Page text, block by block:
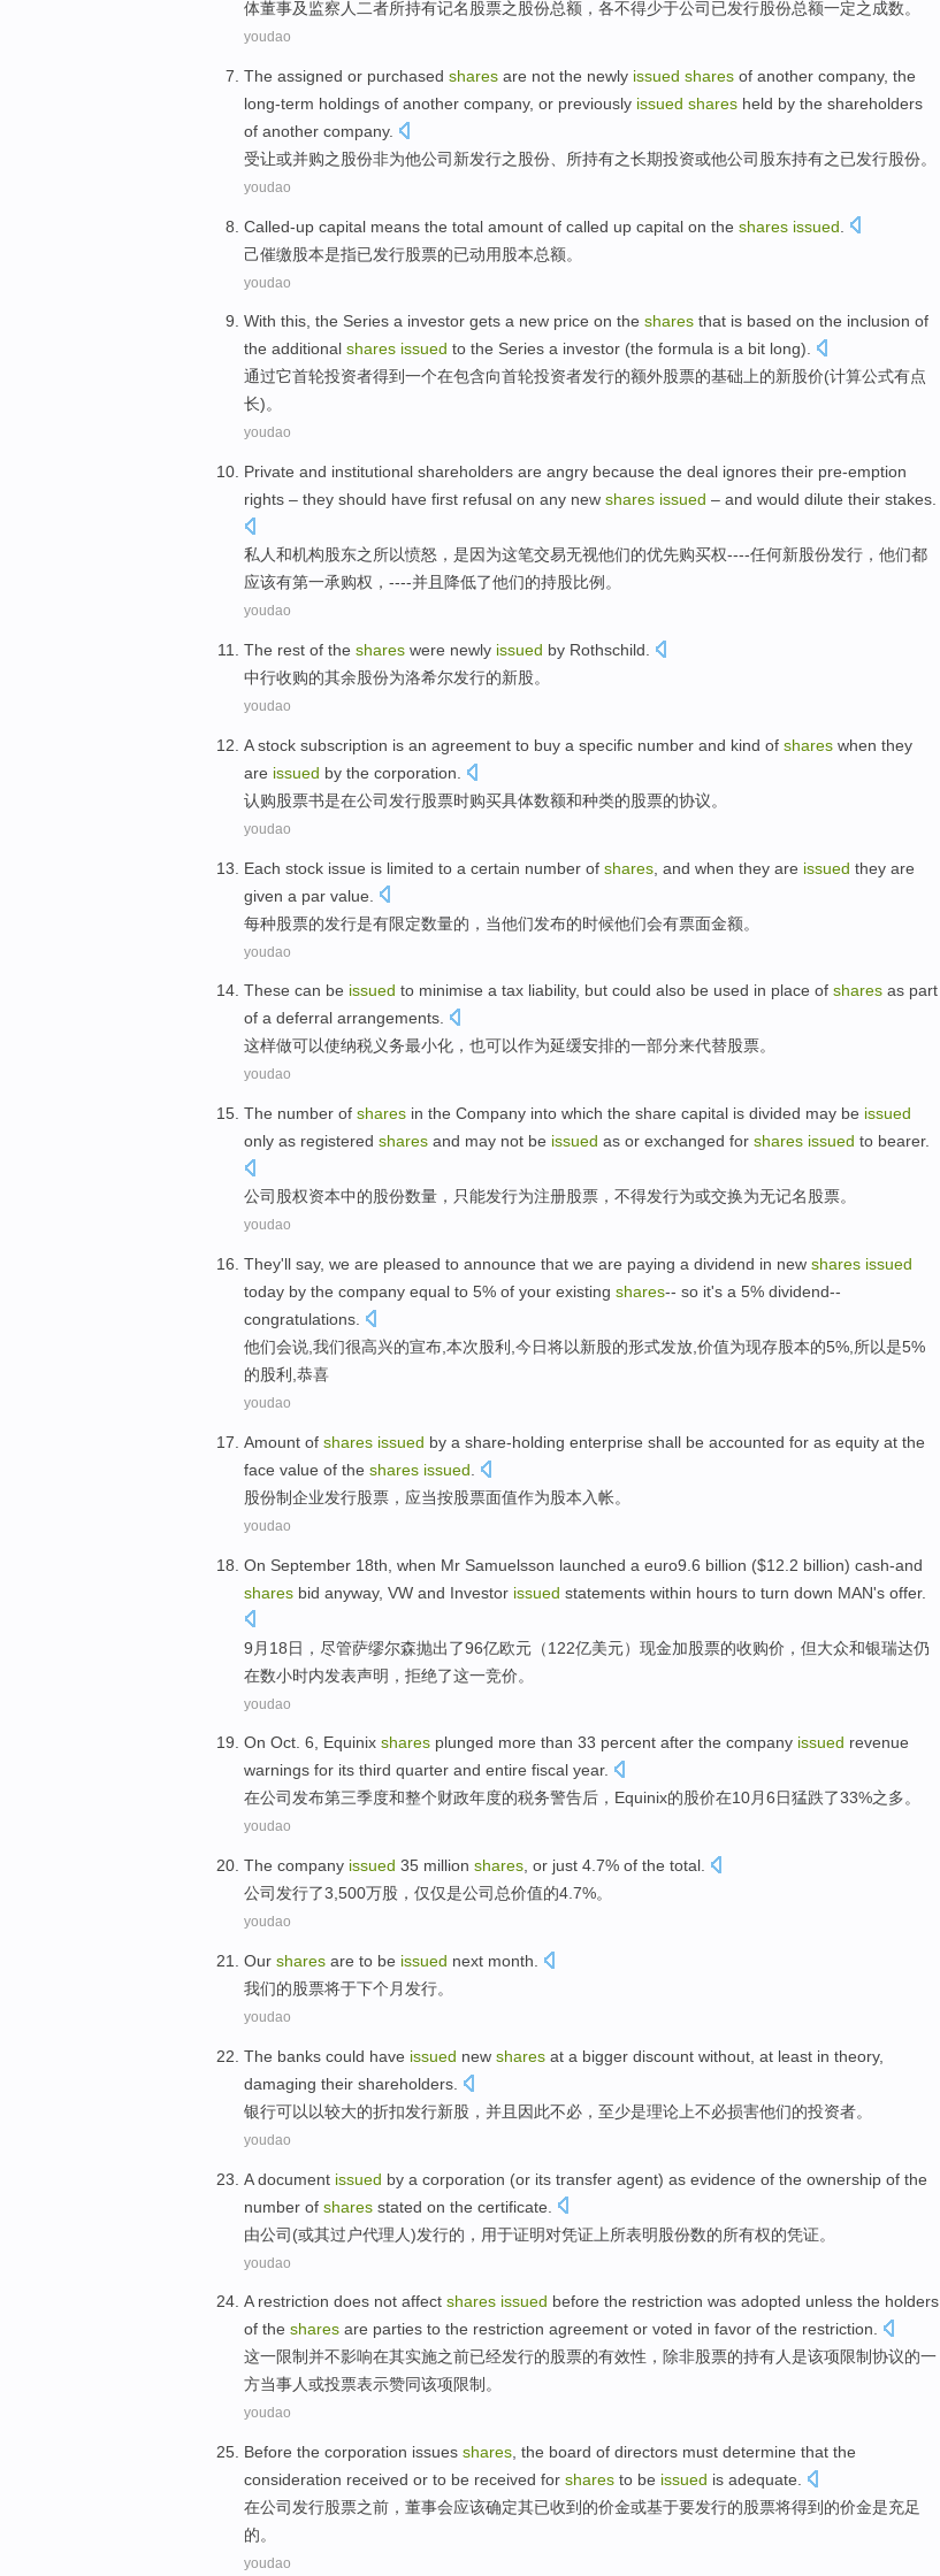
体董事及监察人二者所持有记名 股票之股份总额 ，各不得少于公司已发行股份总额一定之成数。
youdao
The assigned or purchased shares are not the newly issued shares of another company, the
long-term holdings of another company, or previously issued shares held by the shareholders
of another company.
受让或并购之 股份非为他公司 新发行之股份、所持有之长期投资或他公司 股东持有之已发行股份。
youdao
Called-up capital means the total amount of called up capital on the shares issued
己催缴股本是指已发行股票的已动用股本总额。
youdao
With this, the Series a investor gets a new price on the shares that is based on the inclusion of
the additional shares issued to the Series a investor (the formula is a bit long).
通过它首轮投资者得到一个在包含向首轮投资者发行的额外股票的基础上的新股价(计算公式有点
长)。
youdao
Private and institutional shareholders are angry because the deal ignores their pre-emption
rights – they should have first refusal on any new shares issued – and would dilute their stakes
私人和机构股东之所以愤怒 ， 是因为这笔交易无视他们的优先购买权----任何新股份发行 ， 他们都
应该有第一承购权，----并且 降低了他们的持股比例。
youdao
The rest of the shares were newly issued by Rothschild
中行收购的其余股份为洛希尔发行的新股。
youdao
Astock subscription is an agreement to buy a specific number and kind of shares when they
are issued by the corporation
认购股票书是在公司 发行股票时购买具体数额和种类的股票的协议。
youdao
Each stock issue is limited to a certain number of shares , and when they are issued they are
given a par value.
每种股票的发行是有限定数量的， 当他们发布的时候他们会有票面金额。
youdao
These can be issued to minimise a tax liability, but could also be used in place of shares as part
of a deferral arrangements.
这样做可以使纳税义务最小化， 也可以作为延缓安排的一部分来代替股票。
youdao
The number of shares in the Company into which the share capital is divided may be issued
only as registered shares and may not be issued as or exchanged for shares issued to bearer.
公司 股权资本中的股份数量 ， 只能发行为注册股票 ， 不得发行为或交换为无记名 股票。
youdao
They'll say, we are pleased to announce that we are paying a dividend in new shares issued
today by the company equal to 5% of your existing shares-- so it's a 5% dividend--
congratulations.
他们会说 我们很高兴的宣布 ,本次股利 今日将以新股的形式发放 ,价值为现存股本的5%, 所以是5%
的股利,恭喜
youdao
Amount of shares issued by a share-holding enterprise shall be accounted for as equity at the
face value of the shares issued
股份制企业发行股票 ， 应当按股票面值作为股本 入帐。
youdao
On September 18th , when Mr Samuelsson launched a euro9.6 billion ($12.2 billion) cash-and
shares bid anyway, VW and Investor issued statements within hours to turn down MAN's offer.
9月 18日 ， 尽管萨缪尔森抛出了96亿欧元 （122亿美元） 现金加股票的收购价 ， 但大众和银瑞达仍
在数小时内发表声明 ， 拒绝了这一竞价。
youdao
On Oct. 6, Equinix shares plunged more than 33 percent after the company issued revenue
warnings for its third quarter and entire fiscal year.
在公司发布第三季度和整个财政年度的税务警告后 ， Equinix的股价在10月6日猛跌了33%之多。
youdao
The company issued 35 million shares or just 4.7% of the total
公司 发行了3,500万股 ， 仅仅是公司总价值的4.7%。
youdao
Our shares are to be issued next month
我们的股票将于下个 月 发行。
youdao
The banks could have issued new shares at a bigger discount without at least in theory,
damaging their shareholders
银行可以 以较大的折扣发行新股 ，并且因此不必 ， 至少是理论上不必损害他们的投资者。
youdao
A document issued by a corporation (or its transfer agent) as evidence of the ownership of the
number of shares stated on the certificate
由公司(或其过户代理人)发行的 ，用于证明对凭证 上所表明股份数的所有权的凭证。
youdao
A restriction does not affect shares issued before the restriction was adopted unless the holders
of the shares are parties to the restriction agreement or voted in favor of the restriction.
这一限制 并不影响在其实施之前已经发行的股票的有效性， 除非股票的持有人是该项限制协议的一
方当事人或投票表示赞同该项限制。
youdao
Before the corporation issues shares the board of directors must determine that the
consideration received or to be received for shares to be issued is adequate
在公司 发行股票之前 ， 董事会应该确定其已收到 的价金或基于要发行的股票将得到 的价金是充足
的。
youdao